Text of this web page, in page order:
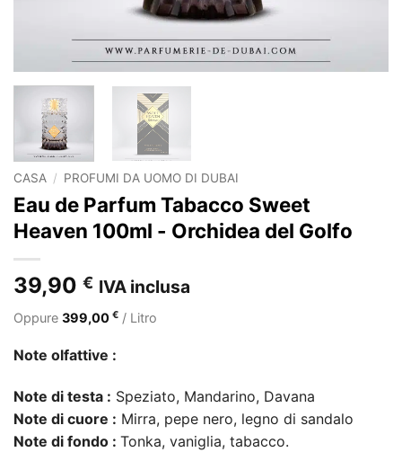
CASA / PROFUMI DA UOMO DI DUBAI
Eau de Parfum Tabacco Sweet
Heaven 100ml - Orchidea del Golfo
39,90 € IVA inclusa
Oppure 399,00 € / Litro
Note olfattive :
Note di testa : Speziato, Mandarino, Davana
Note di cuore : Mirra, pepe nero, legno di sandalo
Note di fondo : Tonka, vaniglia, tabacco.